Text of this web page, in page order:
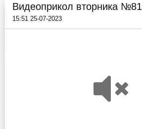
Видеоприкол вторника №81
15:51 25-07-2023